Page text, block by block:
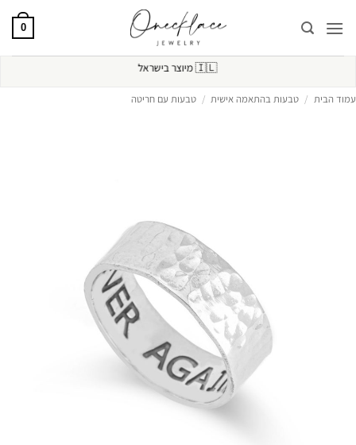
0
🇮🇱מיוצר בישראל
עמוד הבית / טבעות בהתאמה אישית / טבעות עם חריטה